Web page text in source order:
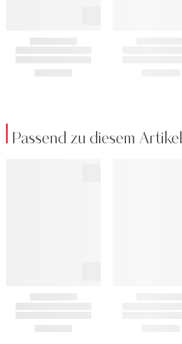
Passend zu diesem Artikel